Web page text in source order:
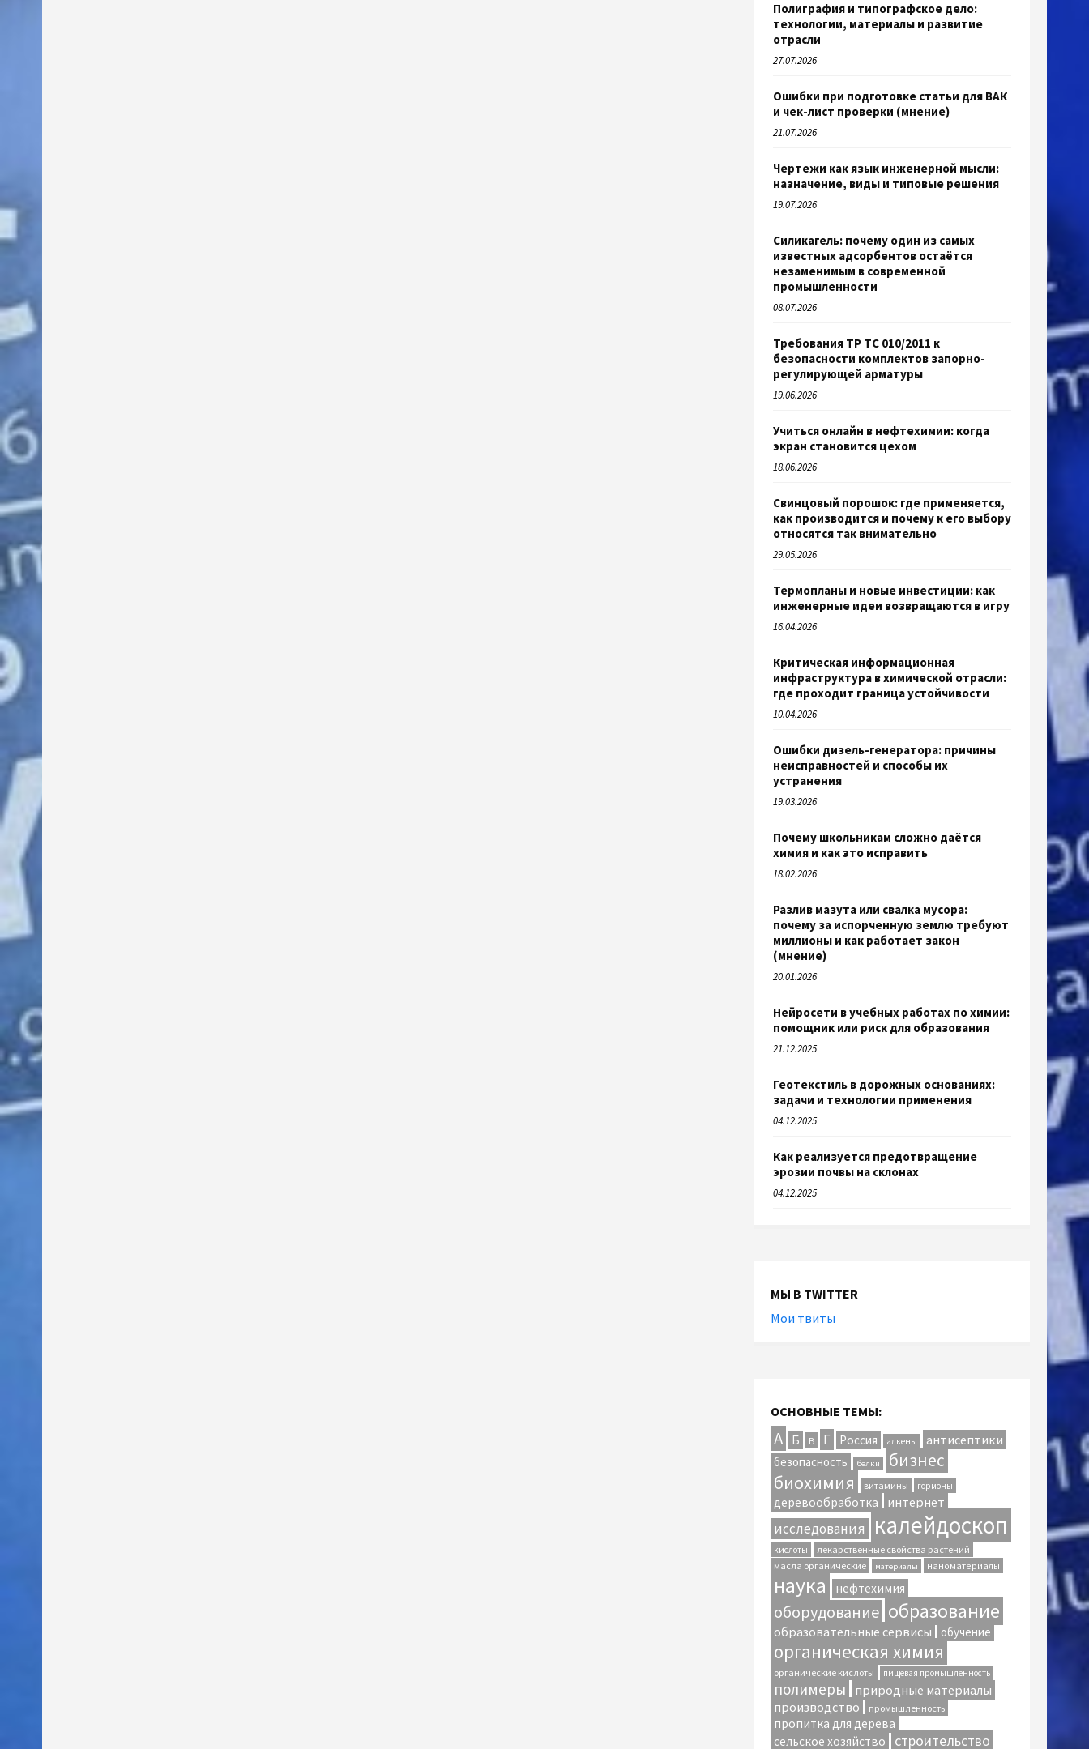
Полиграфия и типографское дело:
технологии, материалы и развитие
отрасли
27.07.2026
Ошибки при подготовке статьи для ВАК
и чек-лист проверки (мнение)
21.07.2026
Чертежи как язык инженерной мысли:
назначение, виды и типовые решения
19.07.2026
Силикагель: почему один из самых
известных адсорбентов остаётся
незаменимым в современной
промышленности
08.07.2026
Требования ТР ТС 010/2011 к
безопасности комплектов запорно-
регулирующей арматуры
19.06.2026
Учиться онлайн в нефтехимии: когда
экран становится цехом
18.06.2026
Свинцовый порошок: где применяется,
как производится и почему к его выбору
относятся так внимательно
29.05.2026
Термопланы и новые инвестиции: как
инженерные идеи возвращаются в игру
16.04.2026
Критическая информационная
инфраструктура в химической отрасли:
где проходит граница устойчивости
10.04.2026
Ошибки дизель-генератора: причины
неисправностей и способы их
устранения
19.03.2026
Почему школьникам сложно даётся
химия и как это исправить
18.02.2026
Разлив мазута или свалка мусора:
почему за испорченную землю требуют
миллионы и как работает закон
(мнение)
20.01.2026
Нейросети в учебных работах по химии:
помощник или риск для образования
21.12.2025
Геотекстиль в дорожных основаниях:
задачи и технологии применения
04.12.2025
Как реализуется предотвращение
эрозии почвы на склонах
04.12.2025
МЫ В TWITTER
Мои твиты
ОСНОВНЫЕ ТЕМЫ:
А Б В Г Россия алкены антисептики
безопасность белки бизнес
биохимия витамины гормоны
деревообработка интернет
исследования калейдоскоп
кислоты
лекарственные свойства растений
масла органические
материалы наноматериалы
наука нефтехимия
оборудование образование
образовательные сервисы обучение
органическая химия
органические кислоты пищевая промышленность
полимеры
природные материалы
производство
промышленность
пропитка для дерева
сельское хозяйство
строительство